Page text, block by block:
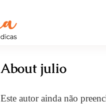
About julio
Este autor ainda não